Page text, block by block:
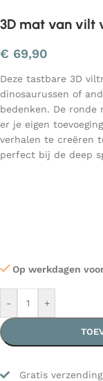
3D mat van vilt
€ 69,90
Deze tastbare 3D
dinosaurussen of
bedenken. De
er je eigen
verhalen te creëren
perfect bij de deep
Op werkdagen
- +
Gratis